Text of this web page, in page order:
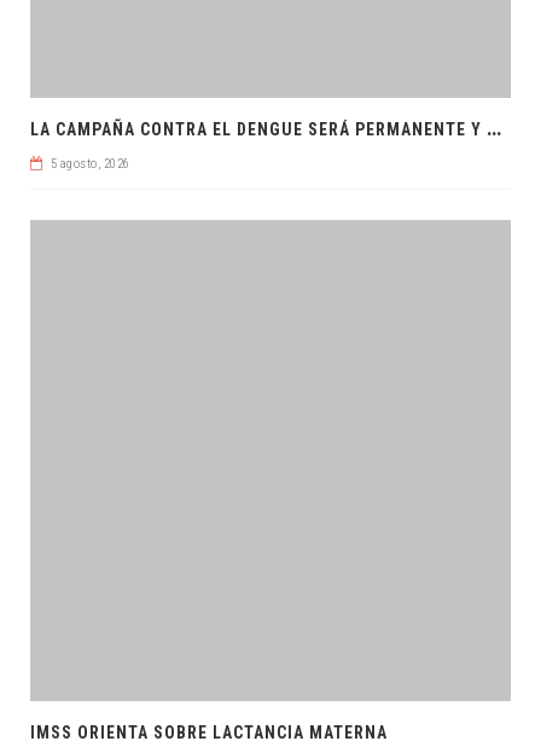
L
A CAMPAÑA CONTRA EL DENGUE SERÁ PERMANENTE Y ORDENADA
5 agosto, 2026
IMSS ORIENTA SOBRE LACTANCIA MATERNA